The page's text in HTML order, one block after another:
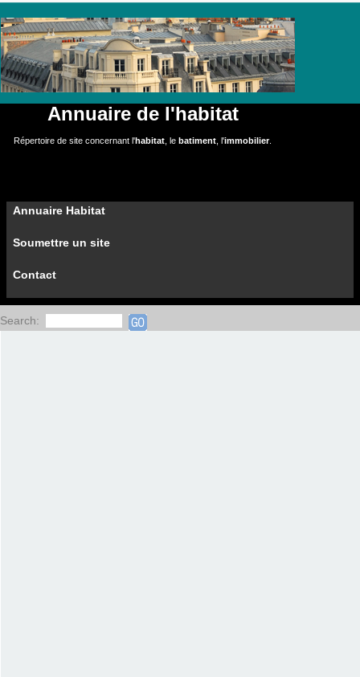
Annuaire de l'habitat
Répertoire de site concernant l'habitat , le batiment , l'immobilier.
Annuaire Habitat
Soumettre un site
Contact
Search: